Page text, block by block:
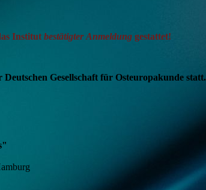
Institut bestätigter Anmeldung gestattet!
Gesellschaft für Osteuropakunde statt.